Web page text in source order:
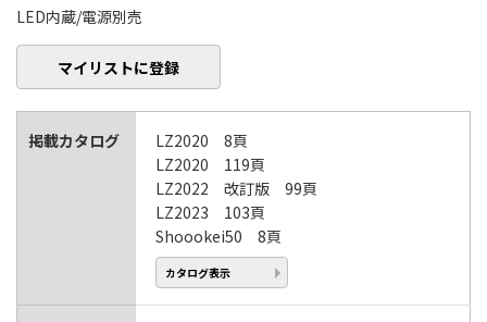
LED内蔵/電源別売
マイリストに登録
掲載カタログ
LZ2020 8頁
LZ2020 119頁
LZ2022 改訂版 99頁
LZ2023 103頁
Shoookei50 8頁
カタログ表示